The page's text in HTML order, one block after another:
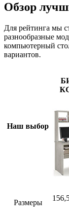
Обзор
Для рейтинга мы
разнообразные
компьютерный
вариантов.
Наш выбор
Размеры